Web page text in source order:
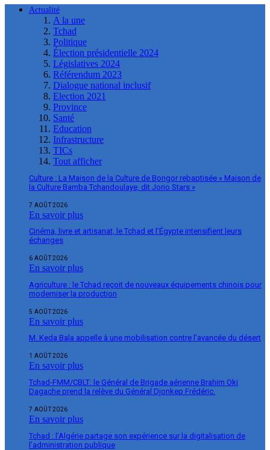
Actualité
A la une
Tchad
Politique
Élection présidentielle 2024
Législatives 2024
Référendum 2023
Dialogue national inclusif
Election 2021
Province
Santé
Education
Infrastructure
TICs
Tout afficher
Culture : La Maison de la Culture de Bongor rebaptisée « Maison de
la Culture Bamba Tchandoulaye, dit Jorio Stars »
7 AOÛT 2026
En savoir plus
Cinéma, livre et artisanat, le Tchad et l’Égypte intensifient leurs
échanges
6 AOÛT 2026
En savoir plus
Agriculture : le Tchad reçoit de nouveaux équipements chinois pour
moderniser la production
5 AOÛT 2026
En savoir plus
M. Keda Bala appelle à une mobilisation contre l’avancée du désert
1 AOÛT 2026
En savoir plus
Tchad-FMM/CBLT: le Général de Brigade aérienne Brahim Oki
Dagache prend la relève du Général Djonkep Frédéric.
7 AOÛT 2026
En savoir plus
Tchad : l’Algérie partage son expérience sur la digitalisation de
l’administration publique